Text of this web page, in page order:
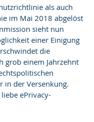
als auch
im Mai 2018 abgelöst
sieht nun
einer Einigung
die
grob einem Jahrzehnt
in der Versenkung.
ePrivacy-